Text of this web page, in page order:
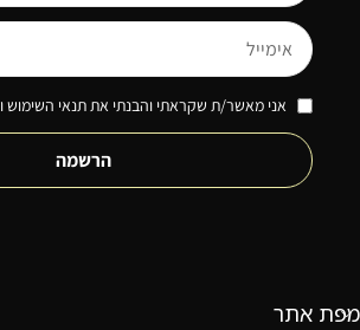
אני מאשר/ת שקראתי והבנתי את תנאי השימוש
הרשמה
מפת אתר